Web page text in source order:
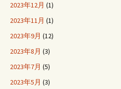
2023年12月 (1)
2023年11月 (1)
2023年9月 (12)
2023年8月 (3)
2023年7月 (5)
2023年5月 (3)